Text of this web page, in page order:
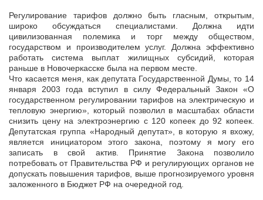
Регулирование тарифов должно быть гласным, открытым,
широко обсуждаться специалистами. Должна идти
цивилизованная полемика и торг между обществом,
государством и производителем услуг. Должна эффективно
работать система выплат жилищных субсидий, которая
раньше в Новочеркасске была на первом месте.
Что касается меня, как депутата Государственной Думы, то 14
января 2003 года вступил в силу Федеральный Закон «О
государственном регулировании тарифов на электрическую и
тепловую энергию», который позволил в масштабах области
снизить цену на электроэнергию с 120 копеек до 92 копеек.
Депутатская группа «Народный депутат», в которую я вхожу,
является инициатором этого закона, поэтому я могу его
записать в свой актив. Принятие Закона позволило
потребовать от Правительства РФ и регулирующих органов не
допускать повышения тарифов, выше прогнозируемого уровня
заложенного в Бюджет РФ на очередной год.